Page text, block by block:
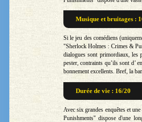
Musique et bruitages :
Si le jeu des comédiens
"Sherlock Holmes : Crimes &
dialogues sont primordiaux, les
pester, contraints qu’ils sont d’
bonnement excellents. Bref, la
Durée de vie : 16/20
Avec six grandes enquêtes et
Punishments" dispose d'une